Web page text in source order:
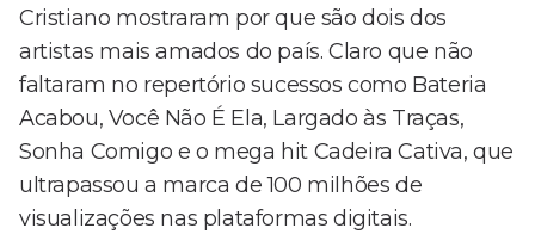
Cristiano mostraram por que são dois dos
artistas mais amados do país. Claro que não
faltaram no repertório sucessos como Bateria
Acabou, Você Não É Ela, Largado às Traças,
Sonha Comigo e o mega hit Cadeira Cativa, que
ultrapassou a marca de 100 milhões de
visualizações nas plataformas digitais.